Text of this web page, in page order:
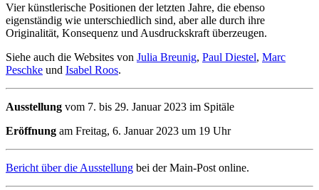
Vier künstlerische Positionen der letzten Jahre, die ebenso
eigenständig wie unterschiedlich sind, aber alle durch ihre
Originalität, Konsequenz und Ausdruckskraft überzeugen.
Siehe auch die Websites von Julia Breunig, Paul Diestel, Marc
Peschke und Isabel Roos.
Ausstellung vom 7. bis 29. Januar 2023 im Spitäle
Eröffnung am Freitag, 6. Januar 2023 um 19 Uhr
Bericht über die Ausstellung bei der Main-Post online.